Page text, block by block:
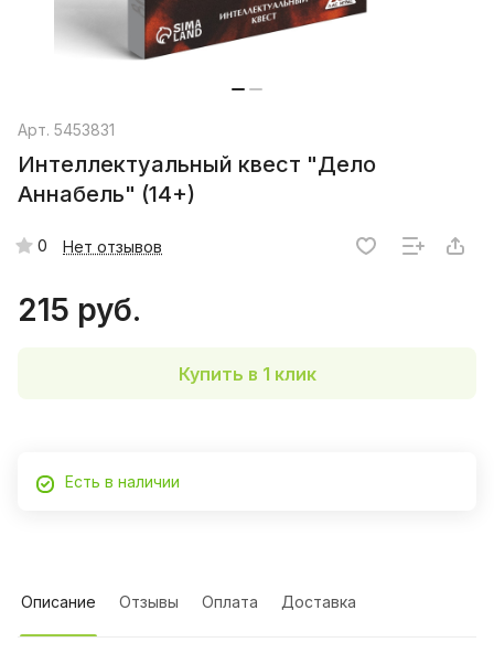
Арт. 5453831
Интеллектуальный квест "Дело
Аннабель" (14+)
0 Нет отзывов
215 руб.
Купить в 1 клик
Есть в наличии
Описание Отзывы Оплата Доставка